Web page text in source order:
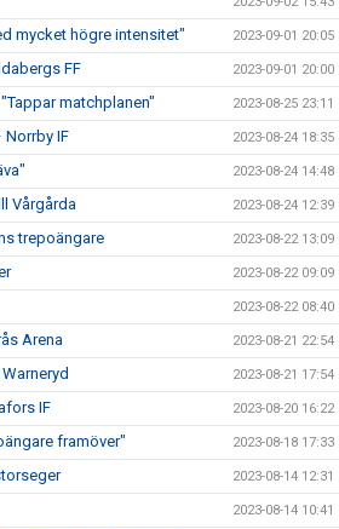
mycket högre intensitet" 2023-09-01 20:05
FF 2023-09-01 20:00
matchplanen" 2023-08-25 23:11
Norrby IF 2023-08-24 18:35
2023-08-24 14:48
Vårgårda 2023-08-24 12:39
trepoängare 2023-08-22 13:09
2023-08-22 09:09
2023-08-22 08:40
Arena 2023-08-21 22:54
2023-08-21 17:54
IF 2023-08-20 16:22
framöver" 2023-08-18 17:33
2023-08-14 12:31
2023-08-14 10:41